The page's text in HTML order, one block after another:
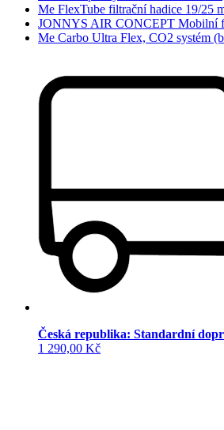
Me FlexTube filtrační hadice 19/25
JONNYS AIR CONCEPT Mobilní
Me Carbo Ultra Flex, CO2 systém
Česká republika: Standardní
1 290,00 Kč